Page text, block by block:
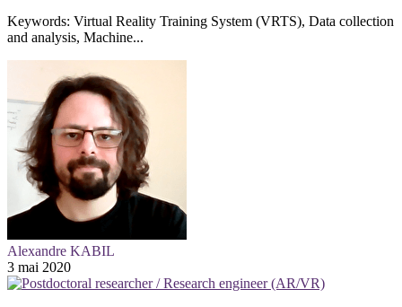
Keywords: Virtual Reality Training System (VRTS), Data collection
and analysis, Machine...
Alexandre KABIL
3 mai 2020